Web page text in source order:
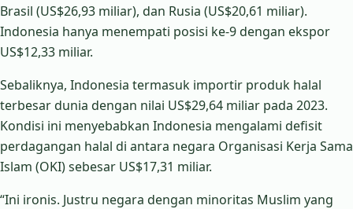
Brasil (US$26,93 miliar), dan Rusia (US$20,61 miliar).
Indonesia hanya menempati posisi ke-9 dengan ekspor
US$12,33 miliar.
Sebaliknya, Indonesia termasuk importir produk halal
terbesar dunia dengan nilai US$29,64 miliar pada 2023.
Kondisi ini menyebabkan Indonesia mengalami defisit
perdagangan halal di antara negara Organisasi Kerja Sama
Islam (OKI) sebesar US$17,31 miliar.
“Ini ironis. Justru negara dengan minoritas Muslim yang